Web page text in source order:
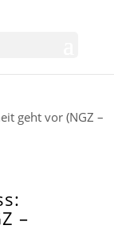
geht vor (NGZ –
–